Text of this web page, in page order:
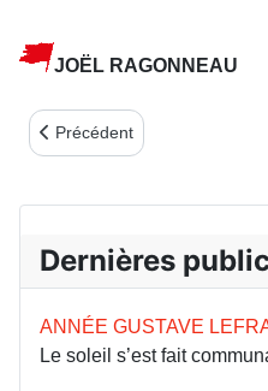
JOËL RAGONNEAU
Article précédent : AUTOMNE
Précédent
Dernières
ANNÉE GUSTAVE
Le soleil s’est fait